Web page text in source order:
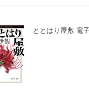
ととはり屋敷 電